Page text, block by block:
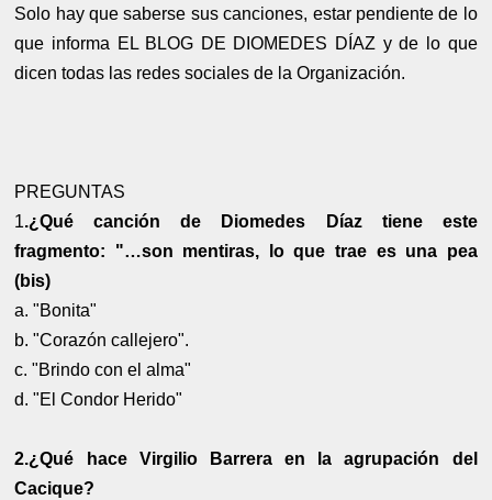
Solo hay que saberse sus canciones, estar pendiente de lo
que informa EL BLOG DE DIOMEDES DÍAZ y de lo que
dicen todas las redes sociales de la Organización.
PREGUNTAS
1.¿Qué canción de Diomedes Díaz tiene este
fragmento: "…son mentiras, lo que trae es una pea
(bis)
a. "Bonita"
b. "Corazón callejero".
c. "Brindo con el alma"
d. "El Condor Herido"
2.¿Qué hace Virgilio Barrera en la agrupación del
Cacique?